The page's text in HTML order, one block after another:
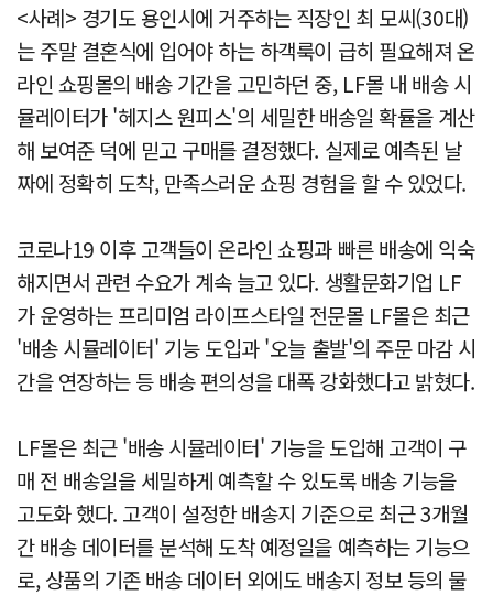
<사례> 경기도 용인시에 거주하는 직장인 최 모씨(30대)
는 주말 결혼식에 입어야 하는 하객룩이 급히 필요해져 온
라인 쇼핑몰의 배송 기간을 고민하던 중, LF몰 내 배송 시
뮬레이터가 '헤지스 원피스'의 세밀한 배송일 확률을 계산
해 보여준 덕에 믿고 구매를 결정했다. 실제로 예측된 날
짜에 정확히 도착, 만족스러운 쇼핑 경험을 할 수 있었다.
코로나19 이후 고객들이 온라인 쇼핑과 빠른 배송에 익숙
해지면서 관련 수요가 계속 늘고 있다. 생활문화기업 LF
가 운영하는 프리미엄 라이프스타일 전문몰 LF몰은 최근
'배송 시뮬레이터' 기능 도입과 '오늘 출발'의 주문 마감 시
간을 연장하는 등 배송 편의성을 대폭 강화했다고 밝혔다.
LF몰은 최근 '배송 시뮬레이터' 기능을 도입해 고객이 구
매 전 배송일을 세밀하게 예측할 수 있도록 배송 기능을
고도화 했다. 고객이 설정한 배송지 기준으로 최근 3개월
간 배송 데이터를 분석해 도착 예정일을 예측하는 기능으
로, 상품의 기존 배송 데이터 외에도 배송지 정보 등의 물